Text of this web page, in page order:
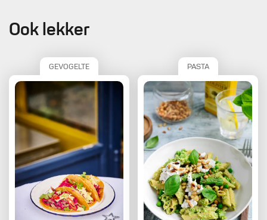
Ook lekker
GEVOGELTE PASTA